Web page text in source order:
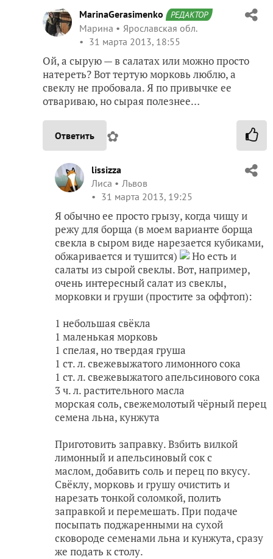
MarinaGerasimenko РЕДАКТОР
Марина
Ярославская обл.
31 марта 2013, 18:55
Ой, а сырую — в салатах или можно просто
натереть? Вот тертую морковь люблю, а
свеклу не пробовала. Я по привычке ее
отвариваю, но сырая полезнее…
Ответить ✿
lissizza
Лиса
Львов
31 марта 2013, 19:25
Я обычно ее просто грызу, когда чищу и
режу для борща (в моем варианте борща
свекла в сыром виде нарезается кубиками,
обжаривается и тушится)
Но есть и
салаты из сырой свеклы. Вот, например,
очень интересный салат из свеклы,
морковки и груши (простите за оффтоп):
1 небольшая свёкла
1 маленькая морковь
1 спелая, но твердая груша
1 ст. л. свежевыжатого лимонного сока
1 ст. л. свежевыжатого апельсинового сока
3 ч. л. растительного масла
морская соль, свежемолотый чёрный перец
семена льна, кунжута
Приготовить заправку. Взбить вилкой
лимонный и апельсиновый сок с
маслом, добавить соль и перец по вкусу.
Свёклу, морковь и грушу очистить и
нарезать тонкой соломкой, полить
заправкой и перемешать. При подаче
посыпать поджаренными на сухой
сковороде семенами льна и кунжута, сразу
же подать к столу.